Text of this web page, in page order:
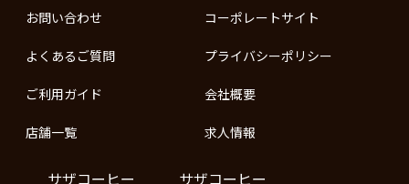
お問い合わせ
よくあるご質問
ご利用ガイド
店舗一覧
コーポレートサイト
プライバシーポリシー
会社概要
求人情報
サザコーヒー
サザコーヒー